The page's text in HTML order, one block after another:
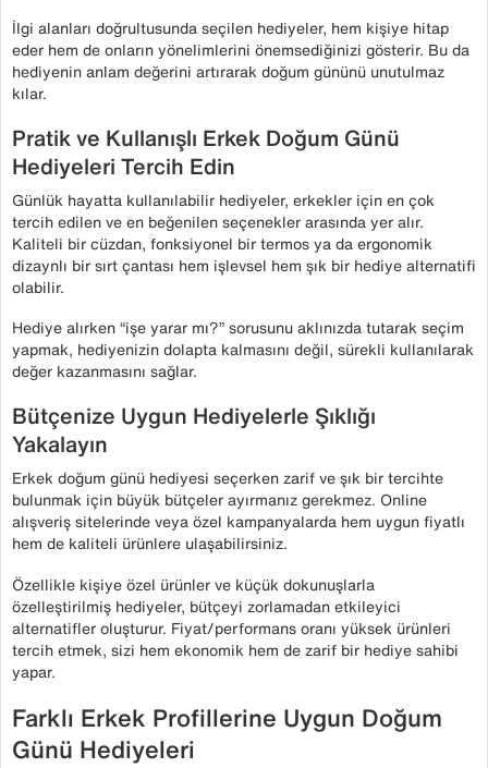
İlgi alanları doğrultusunda seçilen hediyeler, hem kişiye hitap
eder hem de onların yönelimlerini önemsediğinizi gösterir. Bu da
hediyenin anlam değerini artırarak doğum gününü unutulmaz
kılar.
Pratik ve Kullanışlı Erkek Doğum Günü
Hediyeleri Tercih Edin
Günlük hayatta kullanılabilir hediyeler, erkekler için en çok
tercih edilen ve en beğenilen seçenekler arasında yer alır.
Kaliteli bir cüzdan, fonksiyonel bir termos ya da ergonomik
dizaynlı bir sırt çantası hem işlevsel hem şık bir hediye alternatifi
olabilir.
Hediye alırken “işe yarar mı?” sorusunu aklınızda tutarak seçim
yapmak, hediyenizin dolapta kalmasını değil, sürekli kullanılarak
değer kazanmasını sağlar.
Bütçenize Uygun Hediyelerle Şıklığı
Yakalayın
Erkek doğum günü hediyesi seçerken zarif ve şık bir tercihte
bulunmak için büyük bütçeler ayırmanız gerekmez. Online
alışveriş sitelerinde veya özel kampanyalarda hem uygun fiyatlı
hem de kaliteli ürünlere ulaşabilirsiniz.
Özellikle kişiye özel ürünler ve küçük dokunuşlarla
özelleştirilmiş hediyeler, bütçeyi zorlamadan etkileyici
alternatifler oluşturur. Fiyat/performans oranı yüksek ürünleri
tercih etmek, sizi hem ekonomik hem de zarif bir hediye sahibi
yapar.
Farklı Erkek Profillerine Uygun Doğum
Günü Hediyeleri